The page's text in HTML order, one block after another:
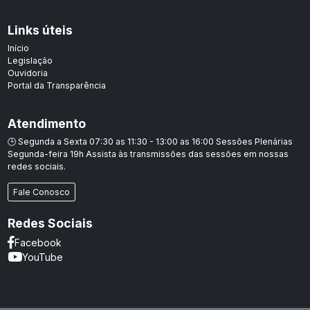
Links úteis
Início
Legislação
Ouvidoria
Portal da Transparência
Atendimento
🕒 Segunda a Sexta 07:30 as 11:30 - 13:00 as 16:00 Sessões Plenárias
Segunda-feira 19h Assista às transmissões das sessões em nossas
redes sociais.
Fale Conosco
Redes Sociais
Facebook
YouTube